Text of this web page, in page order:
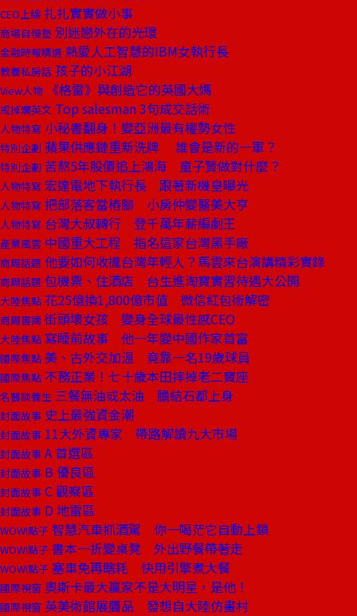
CEO上線 扎扎實實做小事
商場自慢塾 別迷戀外在的光環
金融時報精選 熱愛人工智慧的IBM女執行長
教養私房話 孩子的小江湖
View人物 《格雷》與創造它的英國大媽
戒掉爛英文 Top salesman 3句成交話術
人物特寫 小秘書翻身！變亞洲最有權勢女性
特別企劃 蘋果供應鏈重新洗牌 誰會是新的一軍？
特別企劃 苦熬5年股價追上鴻海 童子賢做對什麼？
人物特寫 宏達電地下執行長 跟著新機皇曝光
人物特寫 把部落客當樁腳 小房仲變醫美大亨
人物特寫 台灣大叔轉行 登千萬年薪編劇王
產業風雲 中國重大工程 指名這家台灣黑手廠
商周話題 他要如何收攏台灣年輕人？馬雲來台演講精彩實錄
商周話題 包機票、住酒店 台生進淘寶實習待遇大公開
大陸焦點 花25億換1,800億市值 微信紅包術解密
商周書摘 街頭壞女孩 變身全球最性感CEO
大陸焦點 寫睡前故事 他一年變中國作家首富
國際焦點 美、古外交加溫 竟靠一名19歲球員
國際焦點 不務正業！七十歲本田摔掉老二寶座
名醫談養生 三餐無油或太油 膽結石都上身
封面故事 史上最強資金潮
封面故事 11大外資專家 帶路解讀九大市場
封面故事 A 首選區
封面故事 B 優良區
封面故事 C 觀察區
封面故事 D 地雷區
WOW!點子 智慧汽車抓酒駕 你一喝茫它自動上鎖
WOW!點子 書本一折變桌凳 外出野餐帶著走
WOW!點子 塞車免再瞎耗 快用引擎煮大餐
國際視窗 奧斯卡最大贏家不是大明星，是他！
國際視窗 英美術館展贗品 發想自大陸仿畫村